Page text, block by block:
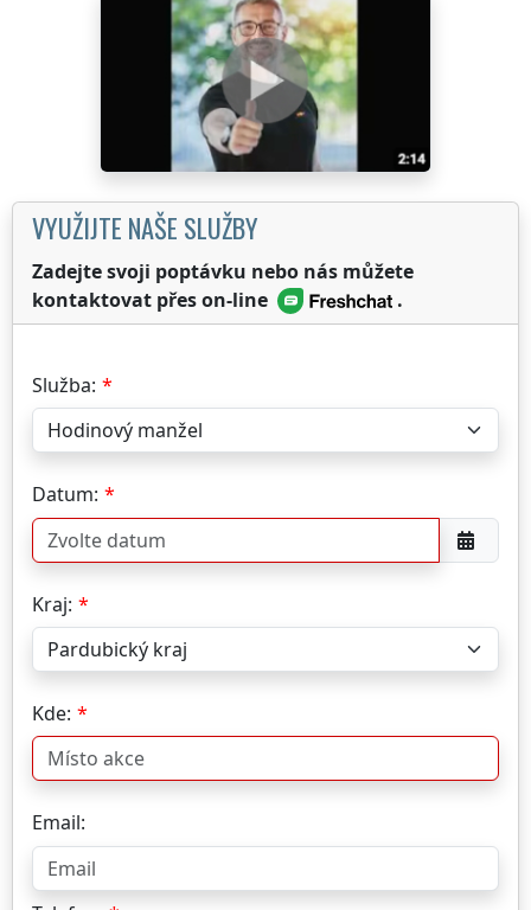
VYUŽIJTE NAŠE SLUŽBY
Zadejte svoji poptávku nebo nás můžete
kontaktovat přes on-line
.
Služba:
Datum:
Kraj:
Kde:
Email: